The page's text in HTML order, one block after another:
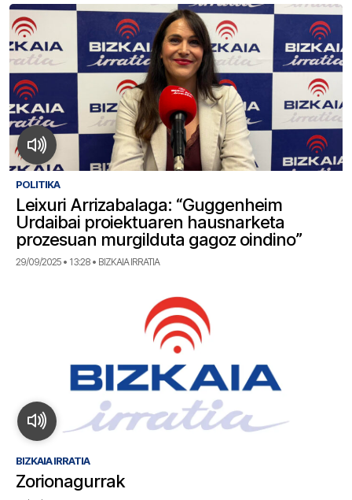
POLITIKA
Leixuri Arrizabalaga: “Guggenheim
Urdaibai proiektuaren hausnarketa
prozesuan murgilduta gagoz oindino”
29/09/2025 • 13:28 • BIZKAIA IRRATIA
BIZKAIA IRRATIA
Zorionagurrak